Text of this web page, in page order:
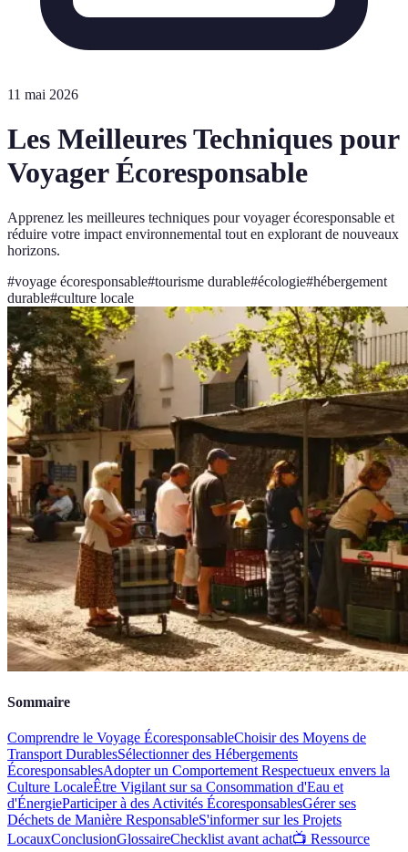
11 mai 2026
Les Meilleures Techniques pour
Voyager Écoresponsable
Apprenez les meilleures techniques pour voyager écoresponsable et
réduire votre impact environnemental tout en explorant de nouveaux
horizons.
#voyage écoresponsable#tourisme durable#écologie#hébergement
durable#culture locale
Sommaire
Comprendre le Voyage ÉcoresponsableChoisir des Moyens de
Transport DurablesSélectionner des Hébergements
ÉcoresponsablesAdopter un Comportement Respectueux envers la
Culture LocaleÊtre Vigilant sur sa Consommation d'Eau et
d'ÉnergieParticiper à des Activités ÉcoresponsablesGérer ses
Déchets de Manière ResponsableS'informer sur les Projets
LocauxConclusionGlossaireChecklist avant achat📺 Ressource